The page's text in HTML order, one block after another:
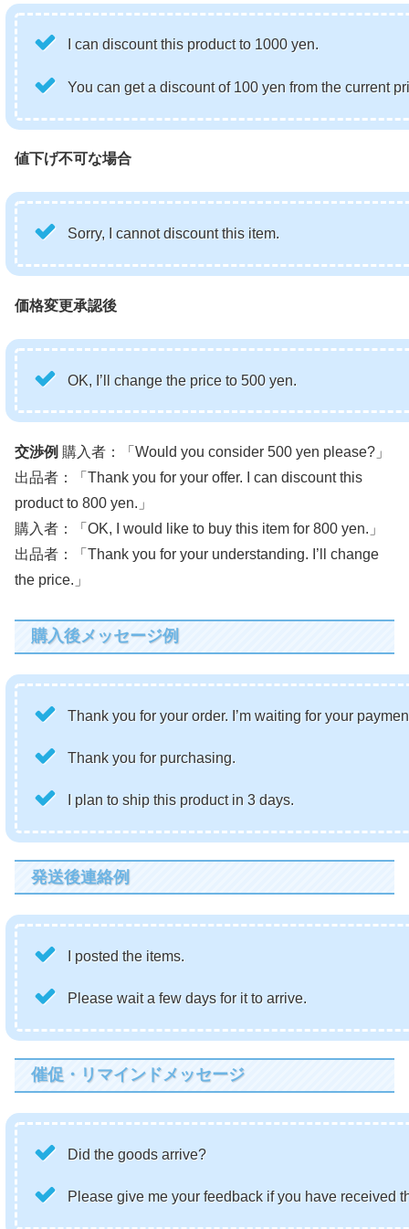
I can discount this product to 1000 yen.
You can get a discount of 100 yen from the current
値下げ不可な場合
Sorry, I cannot discount this item.
価格変更承認後
OK, I’ll change the price to 500 yen.
交渉例 購入者：「Would you consider 500 yen please?」
出品者：「Thank you for your offer. I can discount this
product to 800 yen.」
購入者：「OK, I would like to buy this item for 800 yen.」
出品者：「Thank you for your understanding. I’ll change
the price.」
購入後メッセージ例
Thank you for your order. I’m waiting for your
Thank you for purchasing.
I plan to ship this product in 3 days.
発送後連絡例
I posted the items.
Please wait a few days for it to arrive.
催促・リマインドメッセージ
Did the goods arrive?
Please give me your feedback if you have received